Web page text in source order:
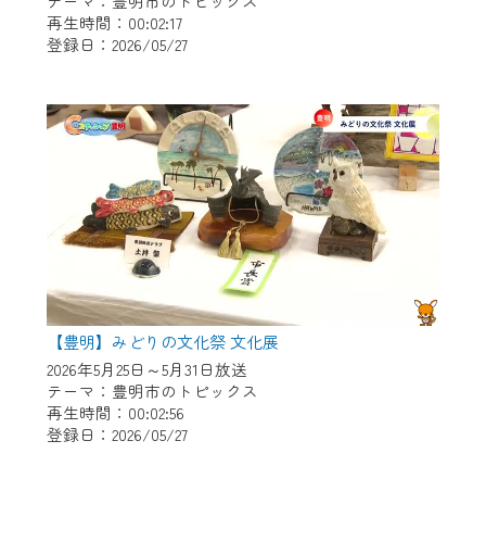
再生時間：00:02:17
登録日：2026/05/27
【豊明】みどりの文化祭 文化展
2026年5月25日～5月31日放送
テーマ：豊明市のトピックス
再生時間：00:02:56
登録日：2026/05/27